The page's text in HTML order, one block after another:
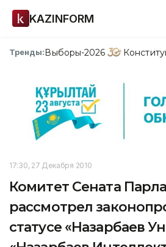
KAZINFORM
Тренды:Выборы-2026
17:30, 27 Декабря 2010
Комитет Сената
рассмотрел
статусе «Назарбаев